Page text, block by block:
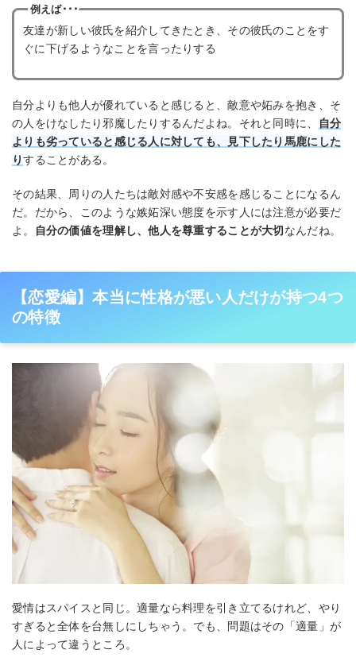
例えば･･･
友達が新しい彼氏を紹介してきたとき、その彼氏のことをす
ぐに下げるようなことを言ったりする
自分よりも他人が優れていると感じると、敵意や妬みを抱き、そ
の人をけなしたり邪魔したりするんだよね。それと同時に、
自分
よりも劣っていると感じる人に対しても、見下したり馬鹿にした
りすることがある。
その結果、周りの人たちは敵対感や不安感を感じることになるん
だ。だから、このような嫉妬深い態度を示す人には注意が必要だ
よ。
自分の価値を理解し、他人を尊重することが大切なんだね。
【恋愛編】本当に性格が悪い人だけが持つ4つ
の特徴
愛情はスパイスと同じ。適量なら料理を引き立てるけれど、やり
すぎると全体を台無しにしちゃう。でも、問題はその「適量」が
人によって違うところ。